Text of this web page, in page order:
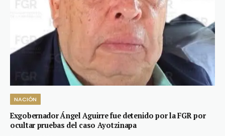
NACIÓN
Exgobernador Ángel Aguirre fue detenido por la FGR por
ocultar pruebas del caso Ayotzinapa